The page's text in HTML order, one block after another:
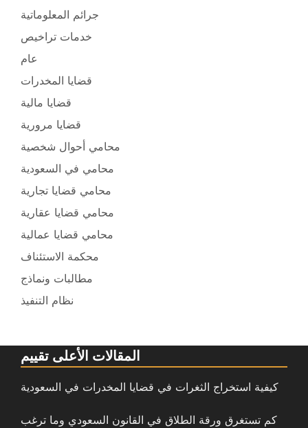
جرائم المعلوماتية
خدمات تراخيص
عام
قضايا المخدرات
قضايا مالية
قضايا مرورية
محامي أحوال شخصية
محامي في السعودية
محامي قضايا تجارية
محامي قضايا عقارية
محامي قضايا عمالية
محكمة الاستئناف
مطالبات ونماذج
نظام التنفيذ
المقالات الأعلى تقييم
كيفية استخراج الثغرات في قضايا المخدرات في السعودية
كم تستغرق ورقة الطلاق في القانون السعودي وما ترغب